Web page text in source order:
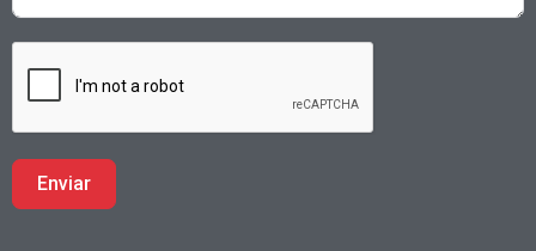
Enviar